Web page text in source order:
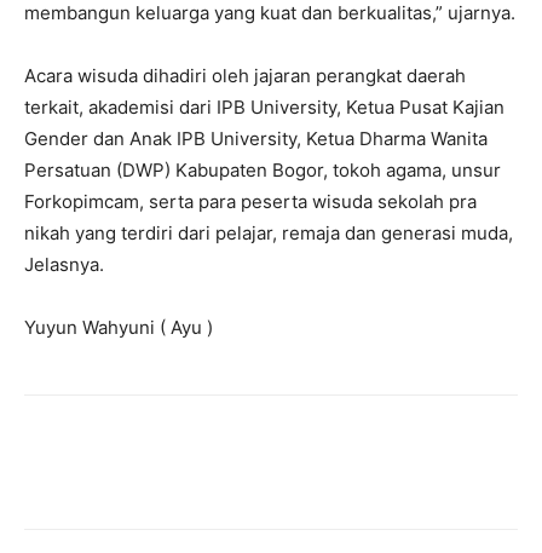
membangun keluarga yang kuat dan berkualitas,” ujarnya.
Acara wisuda dihadiri oleh jajaran perangkat daerah
terkait, akademisi dari IPB University, Ketua Pusat Kajian
Gender dan Anak IPB University, Ketua Dharma Wanita
Persatuan (DWP) Kabupaten Bogor, tokoh agama, unsur
Forkopimcam, serta para peserta wisuda sekolah pra
nikah yang terdiri dari pelajar, remaja dan generasi muda,
Jelasnya.
Yuyun Wahyuni ( Ayu )